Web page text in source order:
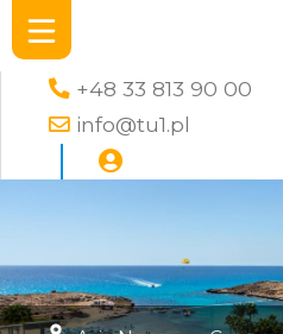
+48 33 813 90 00
info@tu1.pl